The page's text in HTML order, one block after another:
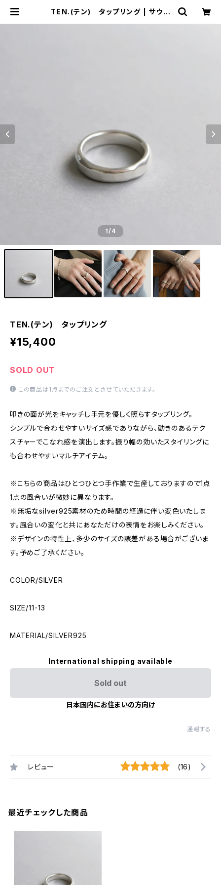
TEN.(テン) タップリング | サウス
1/4
TEN.(テン) タップリング
¥15,400
SOLD OUT
この商品は1点までのご注文とさせていただきます。
叩きの面が光をキャッチし手元を優しく照らすタップリング。
シンプルで合わせやすいサイズ感でありながら、動きのあるテク
スチャーでこなれ感を演出します。振り幅の効いたスタイリングに
も合わせやすいマルチアイテム。
※こちらの商品はひとつひとつ手作業で生産しておりますので1点
1点の風合いが微妙に異なります。
※無垢なsilver925素材のため時間の経過に伴い変色いたしま
す。風合いの変化と共にあなただけの表情をお楽しみください。
※デザインの特性上、多少のサイズの誤差がある場合がございま
す。予めご了承ください。
COLOR/SILVER
SIZE/11･13
MATERIAL/SILVER925
International shipping available
Sold out
日本国内にお住まいの方向け
通報する
レビュー (16)
最近チェックした商品